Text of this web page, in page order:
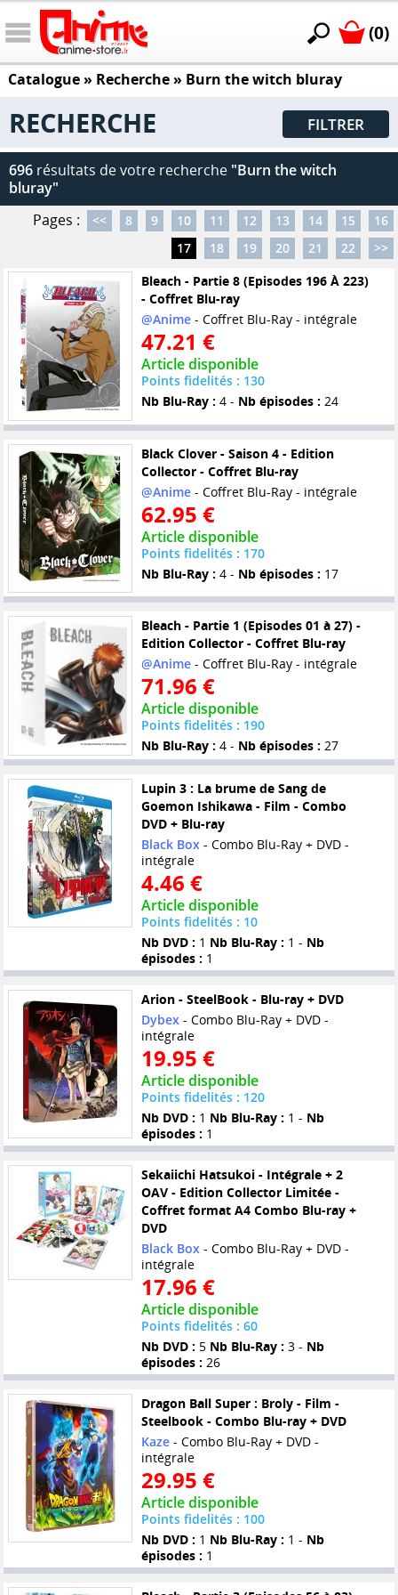
(0)
Catalogue» Recherche » Burn the witch bluray
RECHERCHE FILTRER
696 résultats de votre recherche "Burn the witch
bluray"
Pages :
<< 8 9 10 11 12 13 14 15
16
17
18 19 20 21 22
>>
Bleach - Partie 8 (Episodes 196 À 223)
- Coffret Blu-ray
@Anime- Coffret Blu-Ray - intégrale
47.21 €
Article disponible
Points fidelités : 130
Nb Blu-Ray : 4 - Nb épisodes : 24
Black Clover - Saison 4 - Edition
Collector - Coffret Blu-ray
@Anime- Coffret Blu-Ray - intégrale
62.95 €
Article disponible
Points fidelités : 170
Nb Blu-Ray : 4 - Nb épisodes : 17
Bleach - Partie 1 (Episodes 01 à 27) -
Edition Collector - Coffret Blu-ray
@Anime- Coffret Blu-Ray - intégrale
71.96 €
Article disponible
Points fidelités : 190
Nb Blu-Ray : 4 - Nb épisodes : 27
Lupin 3 : La brume de Sang de
Goemon Ishikawa - Film - Combo
DVD + Blu-ray
Black Box- Combo Blu-Ray + DVD -
intégrale
4.46 €
Article disponible
Points fidelités : 10
Nb DVD : 1 Nb Blu-Ray : 1 - Nb
épisodes : 1
Arion - SteelBook - Blu-ray + DVD
Dybex- Combo Blu-Ray + DVD -
intégrale
19.95 €
Article disponible
Points fidelités : 120
Nb DVD : 1 Nb Blu-Ray : 1 - Nb
épisodes : 1
Sekaiichi Hatsukoi - Intégrale + 2
OAV - Edition Collector Limitée -
Coffret format A4 Combo Blu-ray +
DVD
Black Box- Combo Blu-Ray + DVD -
intégrale
17.96 €
Article disponible
Points fidelités : 60
Nb DVD : 5 Nb Blu-Ray : 3 - Nb
épisodes : 26
Dragon Ball Super : Broly - Film -
Steelbook - Combo Blu-ray + DVD
Kaze- Combo Blu-Ray + DVD -
intégrale
29.95 €
Article disponible
Points fidelités : 100
Nb DVD : 1 Nb Blu-Ray : 1 - Nb
épisodes : 1